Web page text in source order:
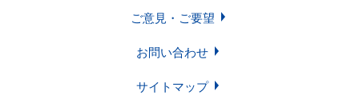
ご意見・ご要望
お問い合わせ
サイトマップ